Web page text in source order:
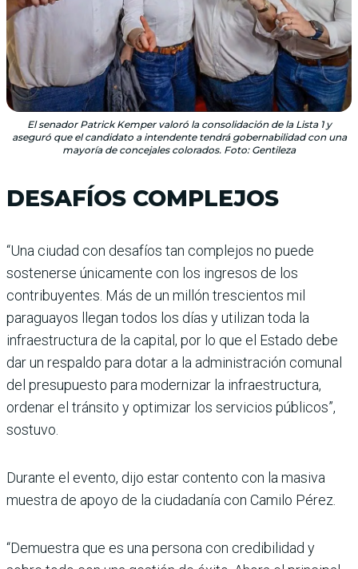
El senador Patrick Kemper valoró la consolidación de la Lista 1 y
aseguró que el candidato a intendente tendrá gobernabilidad con una
mayoría de concejales colorados. Foto: Gentileza
DESAFÍOS COMPLEJOS
“Una ciudad con desafíos tan complejos no puede
sostenerse únicamente con los ingresos de los
contribuyentes. Más de un millón trescientos mil
paraguayos llegan todos los días y utilizan toda la
infraestructura de la capital, por lo que el Estado debe
dar un respaldo para dotar a la administración comunal
del presupuesto para modernizar la infraestructura,
ordenar el tránsito y optimizar los servicios públicos”,
sostuvo.
Durante el evento, dijo estar contento con la masiva
muestra de apoyo de la ciudadanía con Camilo Pérez.
“Demuestra que es una persona con credibilidad y